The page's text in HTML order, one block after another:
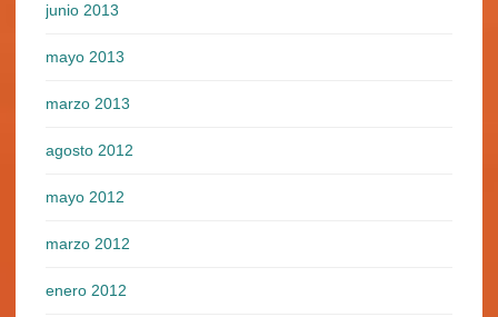
junio 2013
mayo 2013
marzo 2013
agosto 2012
mayo 2012
marzo 2012
enero 2012